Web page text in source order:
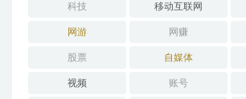
科技 移动互联网
网游 网赚
股票 自媒体
视频 账号